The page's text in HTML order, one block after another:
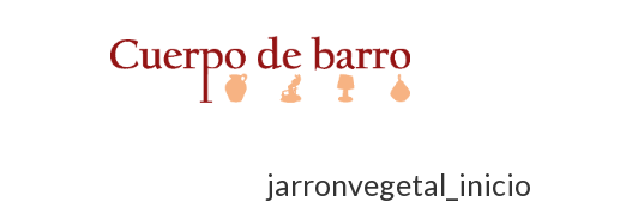
jarronvegetal_inicio